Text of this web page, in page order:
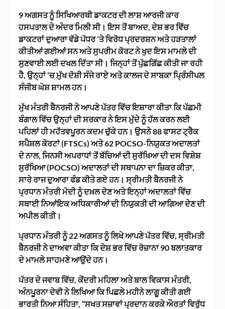
9 ਅਗਸਤ ਨੂੰ ਸਿਖਿਆਰਥੀ ਡਾਕਟਰ ਦੀ ਲਾਸ਼ ਆਰਜੀ ਕਾਰ
ਹਸਪਤਾਲ ਦੇ ਅੰਦਰ ਮਿਲੀ ਸੀ। ਇਸ ਤੋਂ ਬਾਅਦ, ਦੇਸ਼ ਭਰ ਵਿੱਚ
ਡਾਕਟਰਾਂ ਦੁਆਰਾ ਵੱਡੇ ਪੱਧਰ ‘ਤੇ ਵਿਰੋਧ ਪ੍ਰਦਰਸ਼ਨ ਅਤੇ ਹੜਤਾਲਾਂ
ਕੀਤੀਆਂ ਗਈਆਂ ਸਨ ਅਤੇ ਸੁਪਰੀਮ ਕੋਰਟ ਨੇ ਖੁਦ ਇਸ ਮਾਮਲੇ ਦੀ
ਸੁਣਵਾਈ ਲਈ ਦਖਲ ਦਿੱਤਾ ਸੀ। ਜਿਨ੍ਹਾਂ ਤੋਂ ਪੁੱਛਗਿੱਛ ਕੀਤੀ ਜਾ ਰਹੀ
ਹੈ, ਉਨ੍ਹਾਂ ‘ਚ ਮੁੱਖ ਦੋਸ਼ੀ ਸੰਜੇ ਰਾਏ ਅਤੇ ਕਾਲਜ ਦੇ ਸਾਬਕਾ ਪ੍ਰਿੰਸੀਪਲ
ਸੰਜੀਬ ਘੋਸ਼ ਸ਼ਾਮਲ ਹਨ।
ਮੁੱਖ ਮੰਤਰੀ ਬੈਨਰਜੀ ਨੇ ਆਪਣੇ ਪੱਤਰ ਵਿੱਚ ਇਸ਼ਾਰਾ ਕੀਤਾ ਕਿ ਪੱਛਮੀ
ਬੰਗਾਲ ਵਿੱਚ ਉਨ੍ਹਾਂ ਦੀ ਸਰਕਾਰ ਨੇ ਇਸ ਮੁੱਦੇ ਨੂੰ ਹੱਲ ਕਰਨ ਲਈ
ਪਹਿਲਾਂ ਹੀ ਮਹੱਤਵਪੂਰਨ ਕਦਮ ਚੁੱਕੇ ਹਨ। ਉਸਨੇ 88 ਫਾਸਟ ਟ੍ਰੈਕ
ਸਪੈਸ਼ਲ ਕੋਰਟਾਂ (FTSCs) ਅਤੇ 62 POCSO-ਨਿਯੁਕਤ ਅਦਾਲਤਾਂ
ਦੇ ਨਾਲ, ਜਿਨਸੀ ਅਪਰਾਧਾਂ ਤੋਂ ਬੱਚਿਆਂ ਦੀ ਸੁਰੱਖਿਆ ਦੀ ਦਸ ਵਿਸ਼ੇਸ਼
ਸੁਰੱਖਿਆ (POCSO) ਅਦਾਲਤਾਂ ਦੀ ਸਥਾਪਨਾ ਦਾ ਜ਼ਿਕਰ ਕੀਤਾ,
ਸਾਰੇ ਰਾਜ ਦੁਆਰਾ ਫੰਡ ਕੀਤੇ ਗਏ ਹਨ। ਸ੍ਰੀਮਤੀ ਬੈਨਰਜੀ ਨੇ
ਪ੍ਰਧਾਨ ਮੰਤਰੀ ਮੋਦੀ ਨੂੰ ਦਖ਼ਲ ਦੇਣ ਅਤੇ ਇਨ੍ਹਾਂ ਅਦਾਲਤਾਂ ਵਿੱਚ
ਸਥਾਈ ਨਿਆਂਇਕ ਅਧਿਕਾਰੀਆਂ ਦੀ ਨਿਯੁਕਤੀ ਦੀ ਆਗਿਆ ਦੇਣ ਦੀ
ਅਪੀਲ ਕੀਤੀ।
ਪ੍ਰਧਾਨ ਮੰਤਰੀ ਨੂੰ 22 ਅਗਸਤ ਨੂੰ ਲਿਖੇ ਆਪਣੇ ਪੱਤਰ ਵਿੱਚ, ਸ੍ਰੀਮਤੀ
ਬੈਨਰਜੀ ਨੇ ਦਾਅਵਾ ਕੀਤਾ ਕਿ ਦੇਸ਼ ਭਰ ਵਿੱਚ ਰੋਜ਼ਾਨਾ 90 ਬਲਾਤਕਾਰ
ਦੇ ਮਾਮਲੇ ਸਾਹਮਣੇ ਆਉਂਦੇ ਹਨ।
ਪੱਤਰ ਦੇ ਜਵਾਬ ਵਿੱਚ, ਕੇਂਦਰੀ ਮਹਿਲਾ ਅਤੇ ਬਾਲ ਵਿਕਾਸ ਮੰਤਰੀ,
ਅੰਨਪੂਰਨਾ ਦੇਵੀ ਨੇ ਲਿਖਿਆ ਕਿ ਪਿਛਲੇ ਮਹੀਨੇ ਲਾਗੂ ਕੀਤੀ ਗਈ
ਭਾਰਤੀ ਨਿਆ ਸੰਹਿਤਾ, “ਸਖਤ ਸਜ਼ਾਵਾਂ ਪ੍ਰਦਾਨ ਕਰਕੇ ਔਰਤਾਂ ਵਿਰੁੱਧ